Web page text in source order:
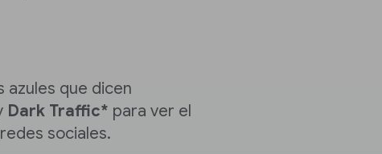
azules que dicen
Dark Traffic* para ver el
sociales.